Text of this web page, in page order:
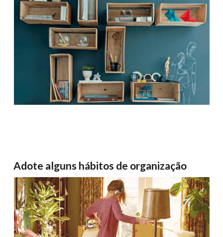
Adote alguns hábitos de organização